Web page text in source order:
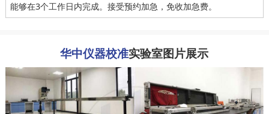
能够在3个工作日内完成。接受预约加急，免收加急费。
华中仪器校准实验室图片展示